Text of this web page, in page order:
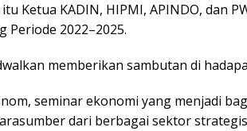
Ketua KADIN, HIPMI, APINDO, dan
Periode 2022–2025.
memberikan sambutan di
seminar ekonomi yang menjadi
dari berbagai sektor